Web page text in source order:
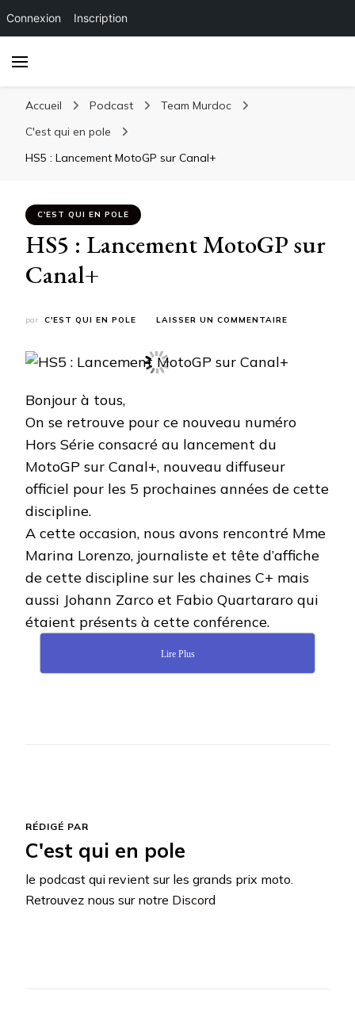
Connexion Inscription
Accueil Podcast
Team Murdoc
C'est qui en pole
HS5 : Lancement MotoGP sur Canal+
C'EST QUI EN POLE
HS5 : Lancement MotoGP sur
Canal+
par C'EST QUI EN POLE LAISSER UN COMMENTAIRE
LANCEMENT
Bonjour à tous,
On se retrouve pour ce nouveau numéro
Hors Série consacré au lancement du
MotoGP sur Canal+, nouveau diffuseur
officiel pour les 5 prochaines années de cette
discipline.
A cette occasion, nous avons rencontré Mme
Marina Lorenzo, journaliste et tête d’affiche
de cette discipline sur les chaines C+ mais
aussi Johann Zarco et Fabio Quartararo qui
étaient présents à cette conférence.
Lire Plus
RÉDIGÉ PAR
C'est qui en pole
le podcast qui revient sur les grands prix moto.
Retrouvez nous sur notre Discord